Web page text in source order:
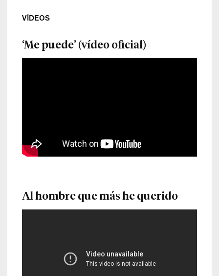
VÍDEOS
‘Me puede’ (vídeo oficial)
Al hombre que más he querido